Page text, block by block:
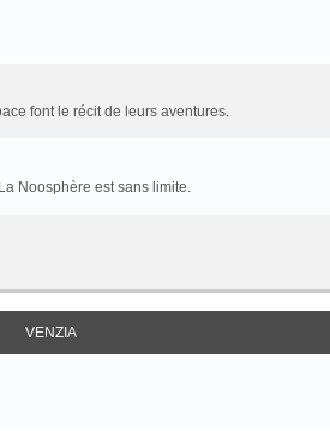
font le récit de leurs aventures.
Noosphère est sans limite.
VENZIA